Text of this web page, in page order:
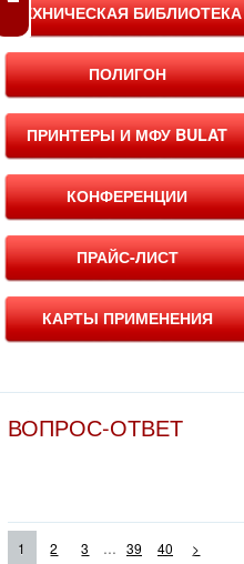
ТЕХНИЧЕСКАЯ БИБЛИОТЕКА
ПОЛИГОН
ПРИНТЕРЫ И МФУ BULAT
КОНФЕРЕНЦИИ
ПРАЙС-ЛИСТ
КАРТЫ ПРИМЕНЕНИЯ
ВОПРОС-ОТВЕТ
1 2 3 ... 39 40 >